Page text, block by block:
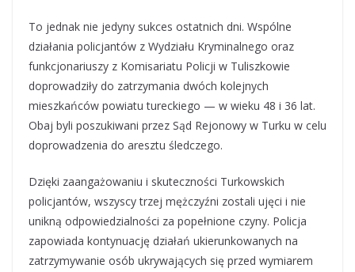
To jednak nie jedyny sukces ostatnich dni. Wspólne
działania policjantów z Wydziału Kryminalnego oraz
funkcjonariuszy z Komisariatu Policji w Tuliszkowie
doprowadziły do zatrzymania dwóch kolejnych
mieszkańców powiatu tureckiego — w wieku 48 i 36 lat.
Obaj byli poszukiwani przez Sąd Rejonowy w Turku w celu
doprowadzenia do aresztu śledczego.
Dzięki zaangażowaniu i skuteczności Turkowskich
policjantów, wszyscy trzej mężczyźni zostali ujęci i nie
unikną odpowiedzialności za popełnione czyny. Policja
zapowiada kontynuację działań ukierunkowanych na
zatrzymywanie osób ukrywających się przed wymiarem